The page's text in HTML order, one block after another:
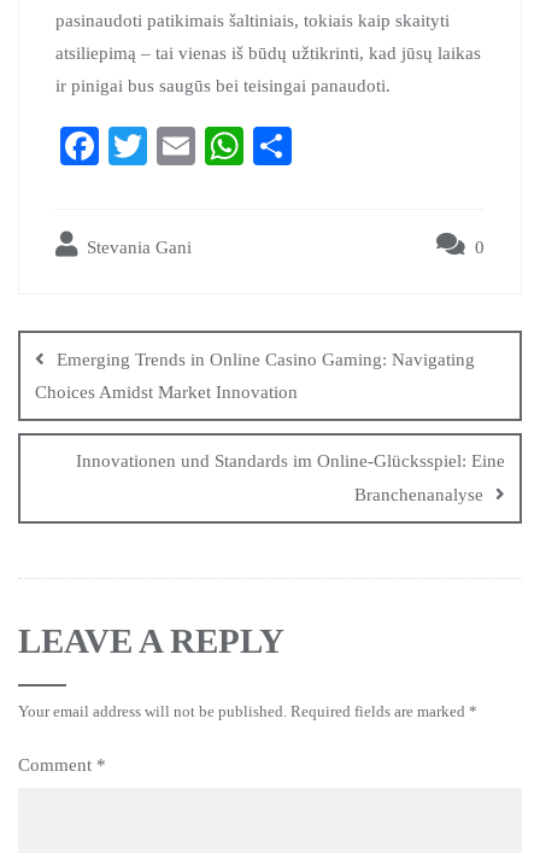
pasinaudoti patikimais šaltiniais, tokiais kaip skaityti
atsiliepimą – tai vienas iš būdų užtikrinti, kad jūsų laikas
ir pinigai bus saugūs bei teisingai panaudoti.
Fa
ok
T
r
E
W
Stevania Gani 0
Emerging Trends in Online Casino Gaming: Navigating
Choices Amidst Market Innovation
Innovationen und Standards im Online-Glücksspiel: Eine
Branchenanalyse
LEAVE A REPLY
Your email address will not be published. Required fields are marked *
Comment *